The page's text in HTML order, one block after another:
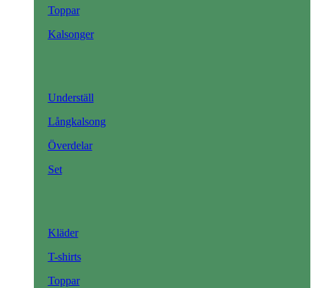
Toppar
Kalsonger
Underställ
Långkalsong
Överdelar
Set
Kläder
T-shirts
Toppar